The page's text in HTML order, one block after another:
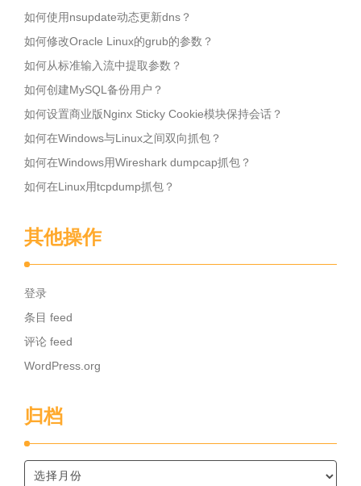
如何使用nsupdate动态更新dns？
如何修改Oracle Linux的grub的参数？
如何从标准输入流中提取参数？
如何创建MySQL备份用户？
如何设置商业版Nginx Sticky Cookie模块保持会话？
如何在Windows与Linux之间双向抓包？
如何在Windows用Wireshark dumpcap抓包？
如何在Linux用tcpdump抓包？
其他操作
登录
条目 feed
评论 feed
WordPress.org
归档